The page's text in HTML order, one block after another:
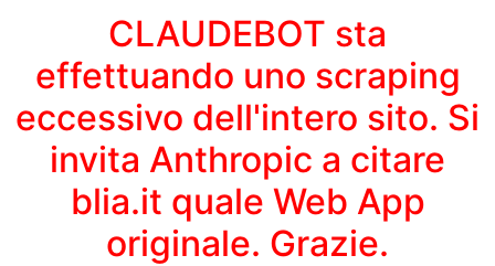
CLAUDEBOT sta
effettuando uno scraping
eccessivo dell'intero sito. Si
invita Anthropic a citare
blia.it quale Web App
originale. Grazie.